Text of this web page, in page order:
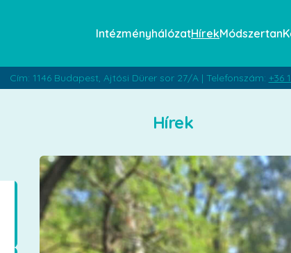
IntézményhálózatHírekMódszertan
Cím: 1146 Budapest, Ajtósi Dürer sor 27/A | Telefonszám: +36
Hírek